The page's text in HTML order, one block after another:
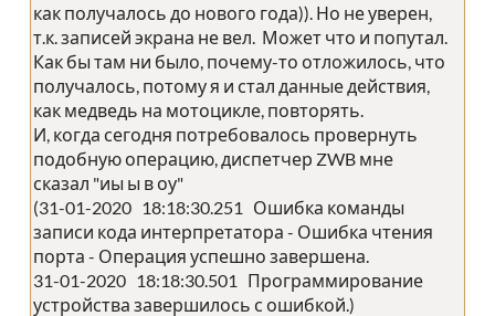
как получалось до нового года)). Но не уверен,
т.к. записей экрана не вел. Может что и попутал.
Как бы там ни было, почему-то отложилось, что
получалось, потому я и стал данные действия,
как медведь на мотоцикле, повторять.
И, когда сегодня потребовалось провернуть
подобную операцию, диспетчер ZWB мне
сказал "иы ы в оу"
(31-01-2020 18:18:30.251 Ошибка команды
записи кода интерпретатора - Ошибка чтения
порта - Операция успешно завершена.
31-01-2020 18:18:30.501 Программирование
устройства завершилось с ошибкой.)